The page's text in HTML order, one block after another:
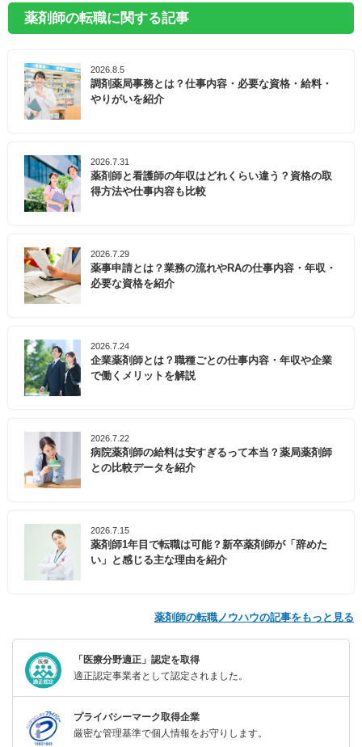
薬剤師の転職に関する記事
2026.8.5
調剤薬局事務とは？仕事内容・必要な資格・給料・
やりがいを紹介
2026.7.31
薬剤師と看護師の年収はどれくらい違う？資格の取
得方法や仕事内容も比較
2026.7.29
薬事申請とは？業務の流れやRAの仕事内容・年収・
必要な資格を紹介
2026.7.24
企業薬剤師とは？職種ごとの仕事内容・年収や企業
で働くメリットを解説
2026.7.22
病院薬剤師の給料は安すぎるって本当？薬局薬剤師
との比較データを紹介
2026.7.15
薬剤師1年目で転職は可能？新卒薬剤師が「辞めた
い」と感じる主な理由を紹介
薬剤師の転職ノウハウの記事をもっと見る
「医療分野適正」認定を取得
適正認定事業者として認定されました。
プライバシーマーク取得企業
厳密な管理基準で個人情報をお守りします。